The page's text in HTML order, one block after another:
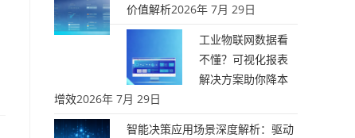
价值解析2026年 7月 29日
工业物联网数据看
不懂？可视化报表
解决方案助你降本
增效2026年 7月 29日
智能决策应用场景深度解析：驱动